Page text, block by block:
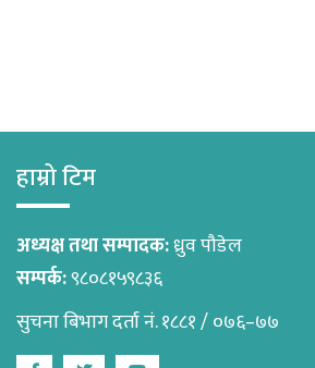
हाम्रो टिम
अध्यक्ष तथा सम्पादक:ध्रुव पौडेल
सम्पर्क:९८०८१५९८३६
सुचना बिभाग दर्ता नं. १८८१ / ०७६–७७